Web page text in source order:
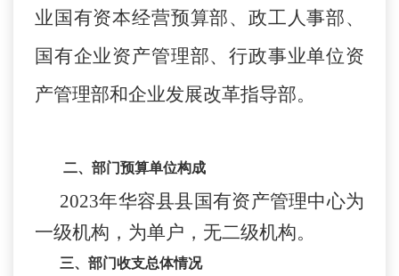
业国有资本经营预算部、政工人事部、
国有企业资产管理部、行政事业单位资
产管理部和企业发展改革指导部。
二、 部门预算单位构成
2023年华容县县国有资产管理中心为
一级机构，为单户，无二级机构。
三、部门收支总体情况